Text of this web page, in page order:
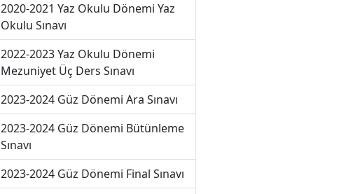
2020-2021 Yaz Okulu Dönemi Yaz
Okulu Sınavı
2022-2023 Yaz Okulu Dönemi
Mezuniyet Üç Ders Sınavı
2023-2024 Güz Dönemi Ara Sınavı
2023-2024 Güz Dönemi Bütünleme
Sınavı
2023-2024 Güz Dönemi Final Sınavı